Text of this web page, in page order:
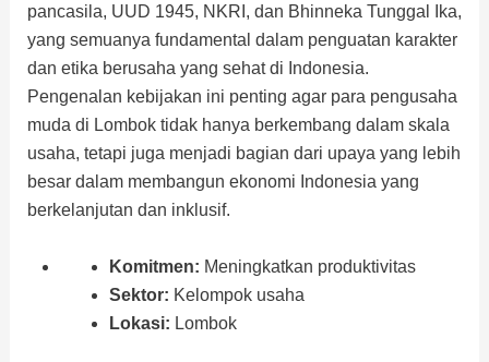
pancasila, UUD 1945, NKRI, dan Bhinneka Tunggal Ika,
yang semuanya fundamental dalam penguatan karakter
dan etika berusaha yang sehat di Indonesia.
Pengenalan kebijakan ini penting agar para pengusaha
muda di Lombok tidak hanya berkembang dalam skala
usaha, tetapi juga menjadi bagian dari upaya yang lebih
besar dalam membangun ekonomi Indonesia yang
berkelanjutan dan inklusif.
Komitmen: Meningkatkan produktivitas
Sektor: Kelompok usaha
Lokasi: Lombok